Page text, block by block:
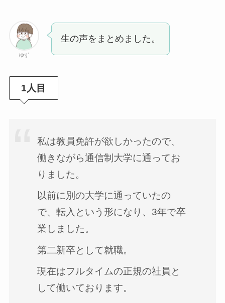
ゆず
生の声をまとめました。
1人目
私は教員免許が欲しかったので、
働きながら通信制大学に通ってお
りました。
以前に別の大学に通っていたの
で、転入という形になり、3年で卒
業しました。
第二新卒として就職。
現在はフルタイムの正規の社員と
して働いております。